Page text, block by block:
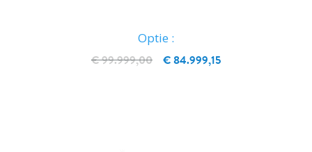
Optie :
€ 84.999,15
€ 99.999,00